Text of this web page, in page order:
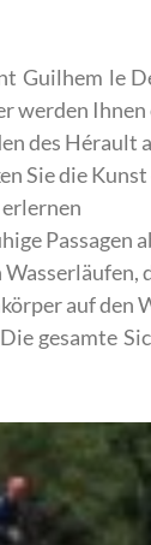
le
werden
des Hérault
Sie die
Passagen
auf den
gesamte